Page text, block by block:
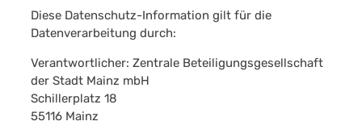
Diese Datenschutz-Information gilt für die
Datenverarbeitung durch:
Verantwortlicher: Zentrale Beteiligungsgesellschaft
der Stadt Mainz mbH
Schillerplatz 18
55116 Mainz